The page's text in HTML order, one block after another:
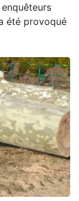
été provoqué